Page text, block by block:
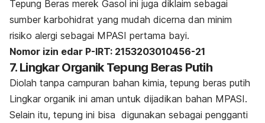
Tepung Beras merek Gasol ini juga diklaim sebagai
sumber karbohidrat yang mudah dicerna dan minim
risiko alergi sebagai MPASI pertama bayi.
Nomor izin edar P-IRT: 2153203010456-21
7. Lingkar Organik Tepung Beras Putih
Diolah tanpa campuran bahan kimia, tepung beras putih
Lingkar organik ini aman untuk dijadikan bahan MPASI.
Selain itu, tepung ini bisa digunakan sebagai pengganti